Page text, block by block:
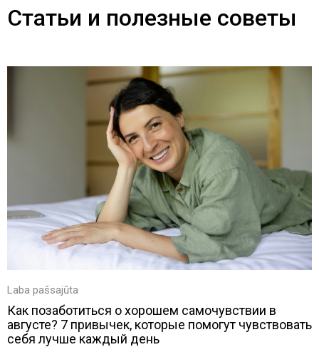
Статьи и полезные советы
Laba pašsajūta
Как позаботиться о хорошем самочувствии в
августе? 7 привычек, которые помогут чувствовать
себя лучше каждый день